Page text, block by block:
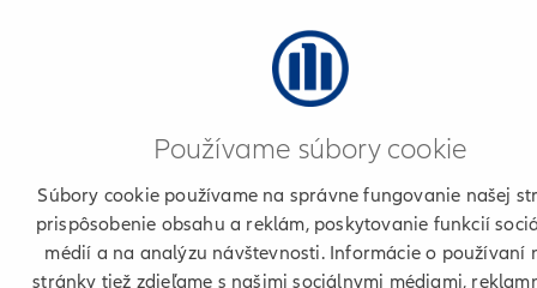
Používame súbory cookie
Súbory cookie používame na správne fungovanie našej
prispôsobenie obsahu a reklám, poskytovanie funkcií
médií a na analýzu návštevnosti. Informácie o používaní
stránky tiež zdieľame s našimi sociálnymi médiami,